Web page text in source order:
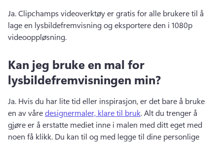
Ja. Clipchamps videoverktøy er gratis for alle brukere til å
lage en lysbildefremvisning og eksportere den i 1080p
videooppløsning.
Kan jeg bruke en mal for
lysbildefremvisningen min?
Ja. Hvis du har lite tid eller inspirasjon, er det bare å bruke
en av våre designermaler, klare til bruk. Alt du trenger å
gjøre er å erstatte mediet inne i malen med ditt eget med
noen få klikk. Du kan til og med legge til dine personlige